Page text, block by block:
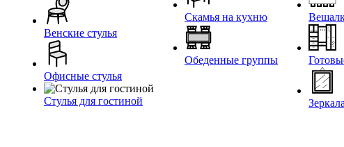
Венские стулья
Офисные стулья
Стулья для гостиной
Скамья на кухню
Обеденные группы
Зеркала